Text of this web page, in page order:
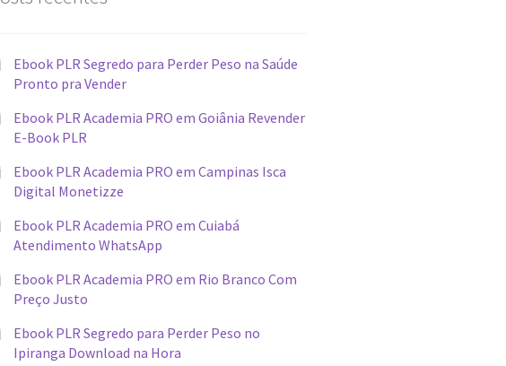
Ebook PLR Segredo para Perder Peso na Saúde
Pronto pra Vender
Ebook PLR Academia PRO em Goiânia Revender
E-Book PLR
Ebook PLR Academia PRO em Campinas Isca
Digital Monetizze
Ebook PLR Academia PRO em Cuiabá
Atendimento WhatsApp
Ebook PLR Academia PRO em Rio Branco Com
Preço Justo
Ebook PLR Segredo para Perder Peso no
Ipiranga Download na Hora